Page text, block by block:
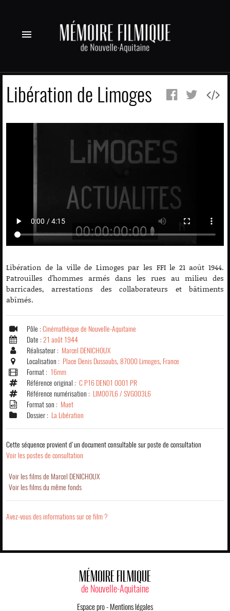
menu
Libération de Limoges
Libération de la ville de Limoges par les FFI le 21 août 1944.
Patrouilles d'hommes armés dans les rues au milieu des
barricades, arrestations des collaborateurs et bâtiments
abîmés.
Pôle : Cinémathèque de Nouvelle-Aquitaine
Date : 21 août 1944
Réalisateur : Marcel DENICHOUX
Localisation : Place Denis Dussoubs, 87000 Limoges, France
Format : 16mm
Référence original : C P16 DEN01 0001 PR
Référence numérisation : LIM007L6 / SVG003L6
Format son : Muet
Dossier : La Libération
Cette séquence provient d'un document consultable sur poste de consultation
Voir les postes de consultation
Voir les films de Marcel DENICHOUX
Voir les films du même fonds
Avez-vous des informations sur ce film ?
MÉMOIRE FILMIQUE
de Nouvelle-Aquitaine
Espace pro- Mentions légales